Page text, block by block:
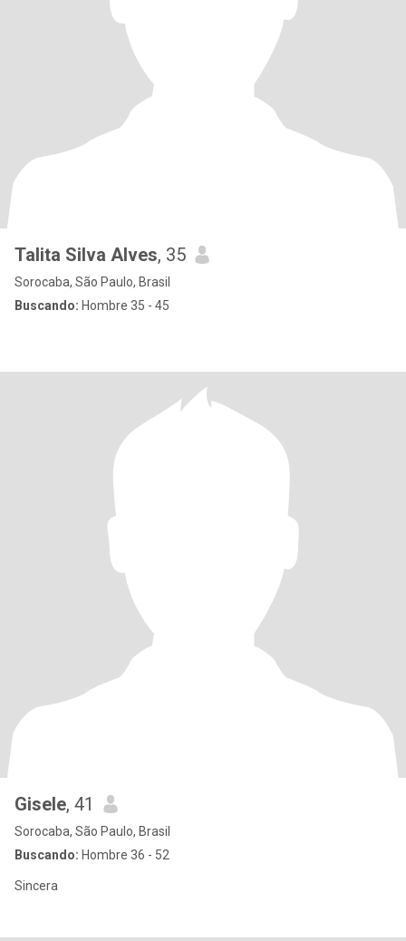
Talita Silva Alves, 35
Sorocaba, São Paulo, Brasil
Buscando: Hombre 35 - 45
Gisele, 41
Sorocaba, São Paulo, Brasil
Buscando: Hombre 36 - 52
Sincera